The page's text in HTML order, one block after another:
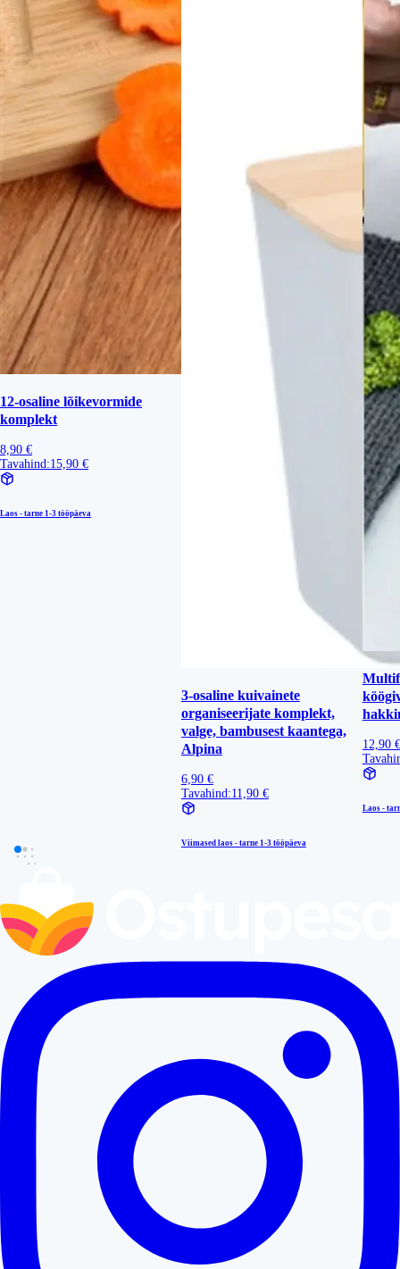
12-osaline lõikevormide
komplekt
8,90 €
Tavahind:15,90 €
Laos - tarne 1-3 tööpäeva
3-osaline kuivainete
organiseerijate komplekt,
valge, bambusest kaantega,
Alpina
6,90 €
Tavahind:11,90 €
Viimased laos - tarne 1-3 tööpäeva
12,90 €
Laos -